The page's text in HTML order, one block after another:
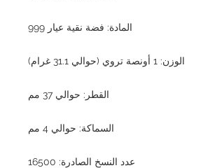
المادة: فضة نقية عيار 999
الوزن: 1 أونصة تروي (حوالي 31.1 غرام)
القطر: حوالي 37 مم
السماكة: حوالي 4 مم
عدد النسخ الصادرة: 16500